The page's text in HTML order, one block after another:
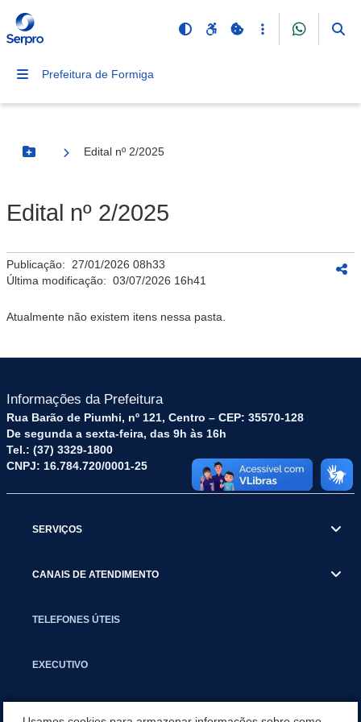
Prefeitura de Formiga
Botão Menu
Edital nº 2/2025
Edital nº 2/2025
Publicação: 27/01/2026 08h33
Última modificação: 03/07/2026 16h41
Atualmente não existem itens nessa pasta.
Informações da Prefeitura
Rua Barão de Piumhi, nº 121, Centro – CEP: 35570-128
De segunda a sexta-feira, das 9h às 16h
Tel.: (37) 3329-1800
CNPJ: 16.784.720/0001-25
SERVIÇOS
CANAIS DE ATENDIMENTO
TELEFONES ÚTEIS
EXECUTIVO